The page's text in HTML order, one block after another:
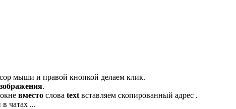
мыши и правой кнопкой делаем клик.
.
вместо слова text вставляем скопированный адрес .
чатах ...